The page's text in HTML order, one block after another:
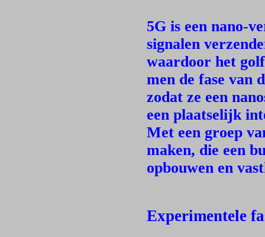
5G is een nano-
signalen
waardoor het
men de fase van
zodat ze een
een plaatselijk
Met een groep
maken, die een
opbouwen en
Experimentele